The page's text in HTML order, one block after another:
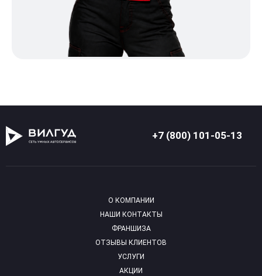
+7 (800) 101-05-13
О КОМПАНИИ
НАШИ КОНТАКТЫ
ФРАНШИЗА
ОТЗЫВЫ КЛИЕНТОВ
УСЛУГИ
АКЦИИ